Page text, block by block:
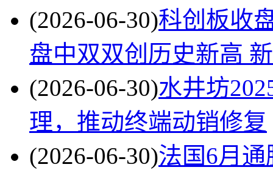
(2026-06-30)科创板收
盘中双双创历史新高
(2026-06-30)水井坊
理，推动终端动销修复
(2026-06-30)法国6月通